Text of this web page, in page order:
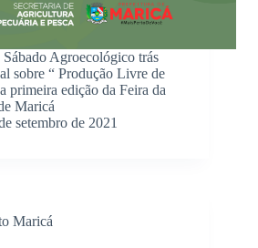
Agroecológico trás
sobre “ Produção Livre de
primeira edição da Feira da
Maricá
setembro de 2021
Maricá